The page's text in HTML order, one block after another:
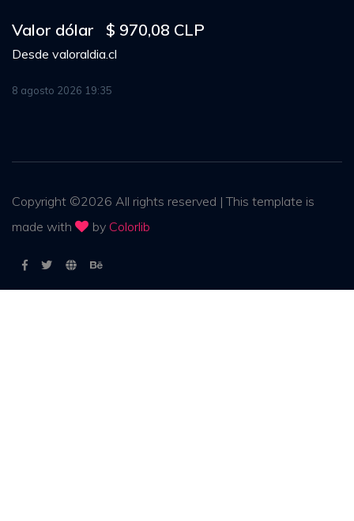
Valor dólar $ 970,08 CLP
Desde valoraldia.cl
8 agosto 2026 19:35
Copyright ©2026 All rights reserved | This template is
made with
by Colorlib